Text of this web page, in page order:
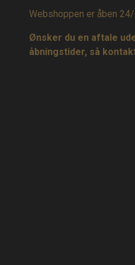
Webshoppen er åben
Ønsker du en aftale
åbningstider, så